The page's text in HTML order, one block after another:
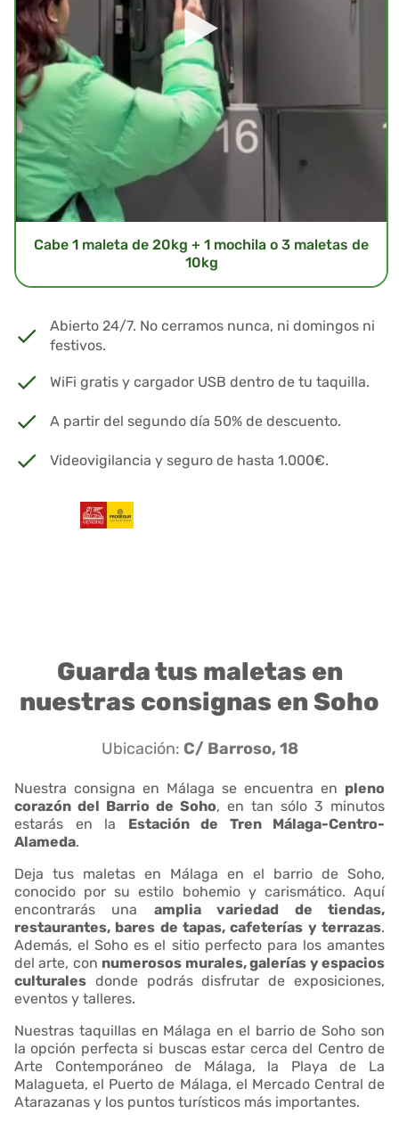
Cabe 1 maleta de 20kg + 1 mochila o 3 maletas de
10kg
Abierto 24/7. No cerramos nunca, ni domingos ni
festivos.
WiFi gratis y cargador USB dentro de tu taquilla.
A partir del segundo día 50% de descuento.
Videovigilancia y seguro de hasta 1.000€.
Guarda tus maletas en
nuestras consignas en Soho
Ubicación: C/ Barroso, 18
Nuestra consigna en Málaga se encuentra en pleno
corazón del Barrio de Soho, en tan sólo 3 minutos
estarás en la Estación de Tren Málaga-Centro-
Alameda.
Deja tus maletas en Málaga en el barrio de Soho,
conocido por su estilo bohemio y carismático. Aquí
encontrarás una amplia variedad de tiendas,
restaurantes, bares de tapas, cafeterías y terrazas.
Además, el Soho es el sitio perfecto para los amantes
del arte, con numerosos murales, galerías y espacios
culturales donde podrás disfrutar de exposiciones,
eventos y talleres.
Nuestras taquillas en Málaga en el barrio de Soho son
la opción perfecta si buscas estar cerca del Centro de
Arte Contemporáneo de Málaga, la Playa de La
Malagueta, el Puerto de Málaga, el Mercado Central de
Atarazanas y los puntos turísticos más importantes.